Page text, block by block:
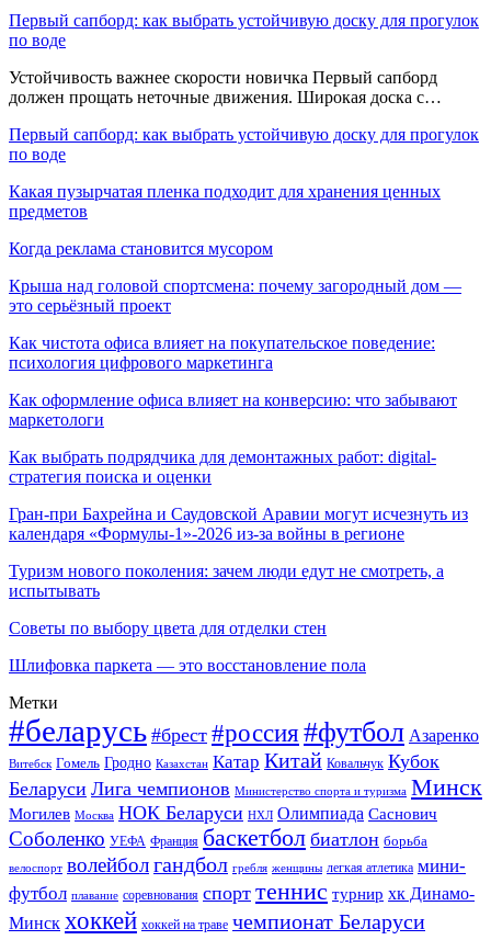
Первый сапборд: как выбрать устойчивую доску для прогулок
по воде
Устойчивость важнее скорости новичка Первый сапборд
должен прощать неточные движения. Широкая доска с…
Первый сапборд: как выбрать устойчивую доску для прогулок
по воде
Какая пузырчатая пленка подходит для хранения ценных
предметов
Когда реклама становится мусором
Крыша над головой спортсмена: почему загородный дом —
это серьёзный проект
Как чистота офиса влияет на покупательское поведение:
психология цифрового маркетинга
Как оформление офиса влияет на конверсию: что забывают
маркетологи
Как выбрать подрядчика для демонтажных работ: digital-
стратегия поиска и оценки
Гран-при Бахрейна и Саудовской Аравии могут исчезнуть из
календаря «Формулы-1»-2026 из-за войны в регионе
Туризм нового поколения: зачем люди едут не смотреть, а
испытывать
Советы по выбору цвета для отделки стен
Шлифовка паркета — это восстановление пола
Метки
#беларусь #брест #россия#футбол Азаренко
Витебск Гомель Гродно Казахстан Катар Китай Ковальчук Кубок
Беларуси Лига чемпионов Министерство спорта и туризма Минск
Могилев Москва НОК Беларуси НХЛ Олимпиада Саснович
Соболенко УЕФА Франция баскетбол биатлон борьба
велоспорт волейболгандбол гребля женщины легкая атлетика мини-
футбол плавание соревнования спорт теннис турнир хк Динамо-
Минск хоккей хоккей на траве чемпионат Беларуси